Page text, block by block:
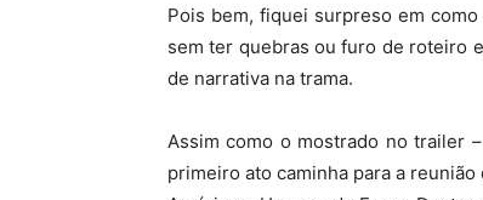
Pois bem, fiquei surpreso em
sem ter quebras ou furo de roteiro
de narrativa na trama.
Assim como o mostrado no trailer
primeiro ato caminha para a